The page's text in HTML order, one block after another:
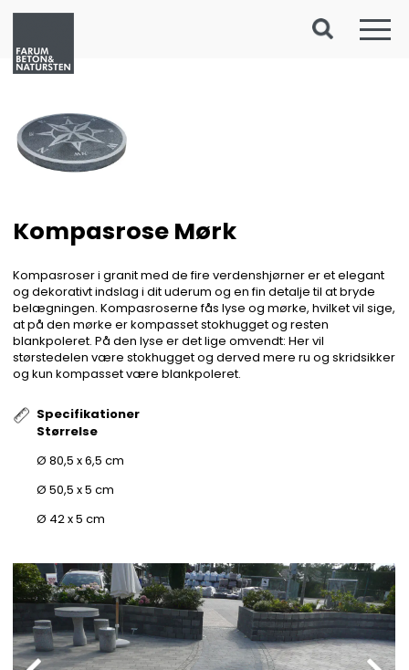
Kompasrose Mørk
Kompasroser i granit med de fire verdenshjørner er et elegant
og dekorativt indslag i dit uderum og en fin detalje til at bryde
belægningen. Kompasroserne fås lyse og mørke, hvilket vil sige,
at på den mørke er kompasset stokhugget og resten
blankpoleret. På den lyse er det lige omvendt: Her vil
størstedelen være stokhugget og derved mere ru og skridsikker
og kun kompasset være blankpoleret.
Specifikationer
Størrelse
Ø 80,5 x 6,5 cm
Ø 50,5 x 5 cm
Ø 42 x 5 cm